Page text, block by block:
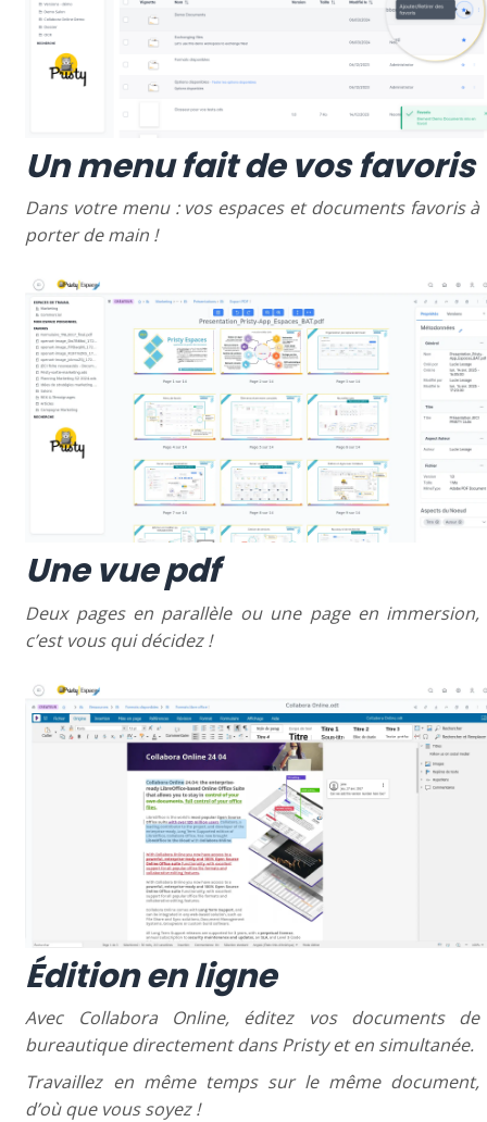
Un menu fait de vos favoris
Dans votre menu : vos espaces et documents favoris à
porter de main !
Une vue pdf
Deux pages en parallèle ou une page en immersion,
c’est vous qui décidez !
Édition en ligne
Avec Collabora Online, éditez vos documents de
bureautique directement dans Pristy et en simultanée.
Travaillez en même temps sur le même document,
d’où que vous soyez !